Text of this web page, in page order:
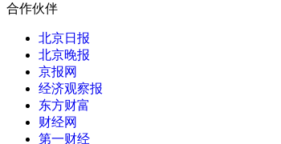
合作伙伴
北京日报
北京晚报
京报网
经济观察报
东方财富
财经网
第一财经